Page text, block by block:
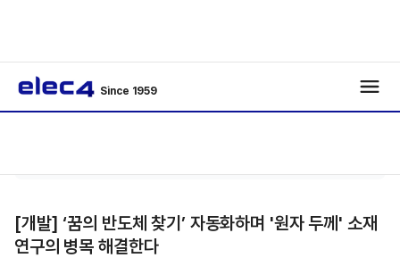
Since 1959
[개발] ‘꿈의 반도체 찾기’ 자동화하며 '원자 두께' 소재
연구의 병목 해결한다